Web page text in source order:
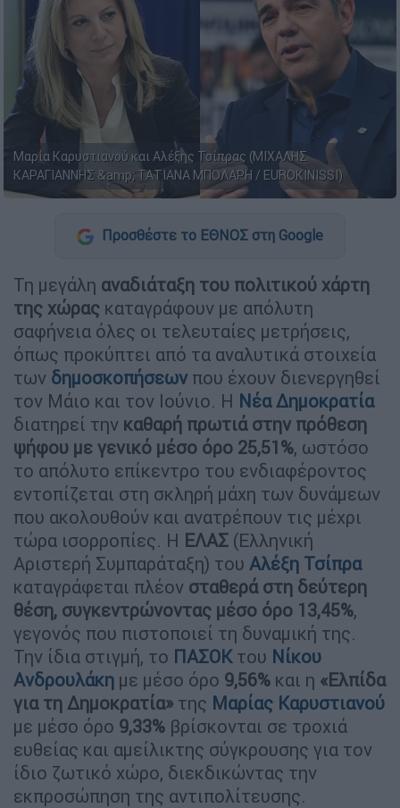
Μαρία Καρυστιανού και Αλέξης Τσίπρας (ΜΙΧΑΛΗΣ
ΚΑΡΑΓΙΑΝΝΗΣ &amp; ΤΑΤΙΑΝΑ ΜΠΟΛΑΡΗ / EUROKINISSI)
Προσθέστε το ΕΘΝΟΣ στη Google
Τη μεγάλη αναδιάταξη του πολιτικού χάρτη
της χώρας καταγράφουν με απόλυτη
σαφήνεια όλες οι τελευταίες μετρήσεις,
όπως προκύπτει από τα αναλυτικά στοιχεία
των δημοσκοπήσεωνπου έχουν διενεργηθεί
τον Μάιο και τον Ιούνιο. Η Νέα Δημοκρατία
διατηρεί την καθαρή πρωτιά στην πρόθεση
ψήφου με γενικό μέσο όρο 25,51%, ωστόσο
το απόλυτο επίκεντρο του ενδιαφέροντος
εντοπίζεται στη σκληρή μάχη των δυνάμεων
που ακολουθούν και ανατρέπουν τις μέχρι
τώρα ισορροπίες. Η ΕΛΑΣ (Ελληνική
Αριστερή Συμπαράταξη) του Αλέξη Τσίπρα
καταγράφεται πλέον σταθερά στη δεύτερη
θέση, συγκεντρώνοντας μέσο όρο 13,45%,
γεγονός που πιστοποιεί τη δυναμική της.
Την ίδια στιγμή, το ΠΑΣΟΚτου Νίκου
Ανδρουλάκη με μέσο όρο 9,56% και η «Ελπίδα
για τη Δημοκρατία» της Μαρίας Καρυστιανού
με μέσο όρο 9,33% βρίσκονται σε τροχιά
ευθείας και αμείλικτης σύγκρουσης για τον
ίδιο ζωτικό χώρο, διεκδικώντας την
εκπροσώπηση της αντιπολίτευσης.